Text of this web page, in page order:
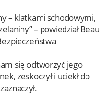
– klatkami schodowymi,
– powiedział Beau
się odtworzyć jego
zeskoczył i uciekł do